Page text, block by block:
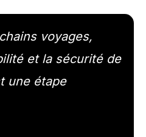
voyages,
et la sécurité de
une étape